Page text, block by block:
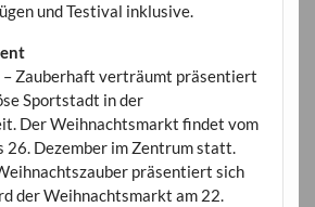
und Testival inklusive.
– Zauberhaft verträumt präsentiert
Sportstadt in der
Der Weihnachtsmarkt findet vom
26. Dezember im Zentrum statt.
präsentiert sich
der Weihnachtsmarkt am 22.